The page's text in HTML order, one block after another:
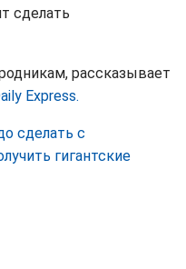
сделать
рассказывает
Express.
сделать с
гигантские